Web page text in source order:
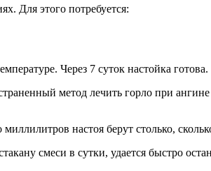
Для этого потребуется:
Через 7 суток настойка готова.
метод лечить горло при
настоя берут столько,
смеси в сутки, удается быстро